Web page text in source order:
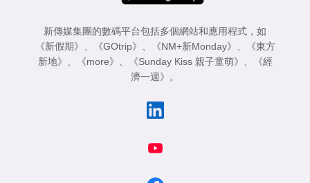
新傳媒集團的數碼平台包括多個網站和應用程式，如
《新假期》
《GOtrip》 《NM+新Monday》
《東方
新地》
《more》 《Sunday Kiss 親子童萌》
《經
濟一週》
。